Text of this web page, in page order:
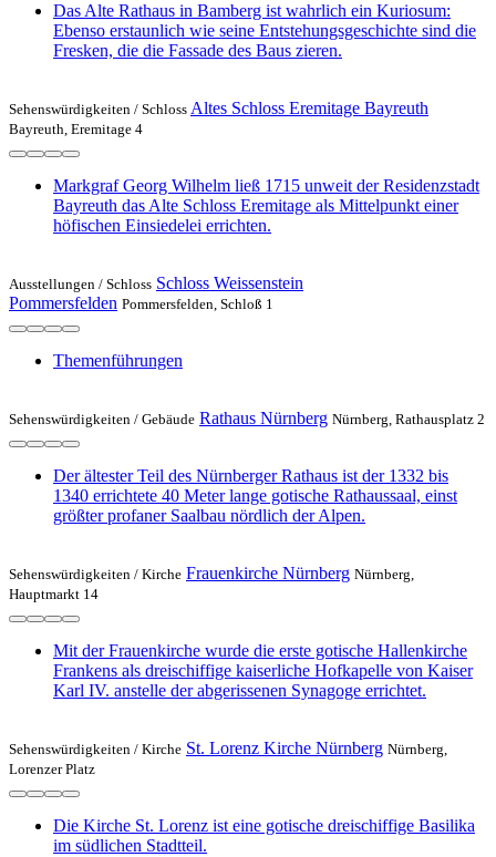
Das Alte Rathaus in Bamberg ist wahrlich ein Kuriosum:
Ebenso erstaunlich wie seine Entstehungsgeschichte sind die
Fresken, die die Fassade des Baus zieren.
Sehenswürdigkeiten / Schloss Altes Schloss Eremitage Bayreuth
Bayreuth, Eremitage 4
Markgraf Georg Wilhelm ließ 1715 unweit der Residenzstadt
Bayreuth das Alte Schloss Eremitage als Mittelpunkt einer
höfischen Einsiedelei errichten.
Ausstellungen / Schloss Schloss Weissenstein
Pommersfelden Pommersfelden, Schloß 1
Themenführungen
Sehenswürdigkeiten / Gebäude Rathaus Nürnberg Nürnberg, Rathausplatz 2
Der ältester Teil des Nürnberger Rathaus ist der 1332 bis
1340 errichtete 40 Meter lange gotische Rathaussaal, einst
größter profaner Saalbau nördlich der Alpen.
Sehenswürdigkeiten / Kirche Frauenkirche Nürnberg Nürnberg,
Hauptmarkt 14
Mit der Frauenkirche wurde die erste gotische Hallenkirche
Frankens als dreischiffige kaiserliche Hofkapelle von Kaiser
Karl IV. anstelle der abgerissenen Synagoge errichtet.
Sehenswürdigkeiten / Kirche St. Lorenz Kirche Nürnberg Nürnberg,
Lorenzer Platz
Die Kirche St. Lorenz ist eine gotische dreischiffige Basilika
im südlichen Stadtteil.